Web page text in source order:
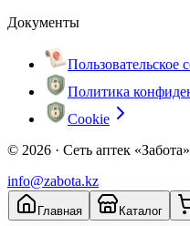
Документы
Пользовательское
Политика
Cookie
© 2026 · Сеть аптек
info@zabota.kz
Главная Каталог